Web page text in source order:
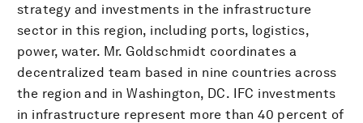
strategy and investments in the infrastructure
sector in this region, including ports, logistics,
power, water. Mr. Goldschmidt coordinates a
decentralized team based in nine countries across
the region and in Washington, DC. IFC investments
in infrastructure represent more than 40 percent of